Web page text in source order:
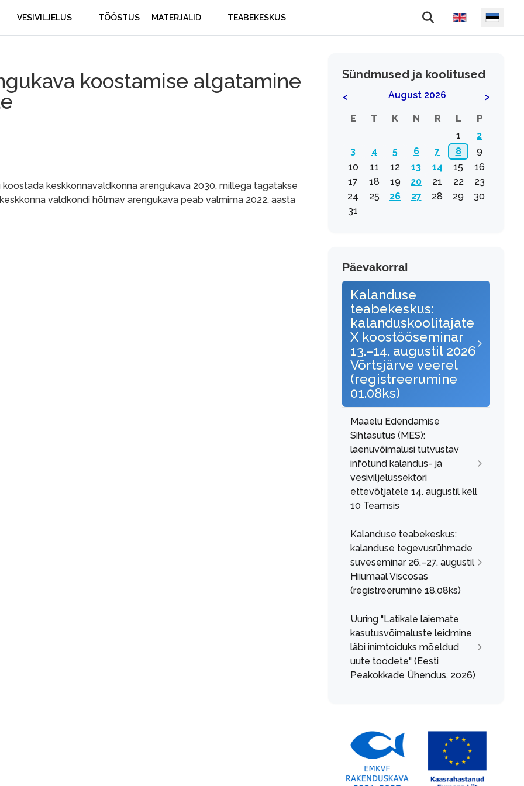
VESIVILJELUS TÖÖSTUS MATERJALID TEABEKESKUS Vali keel
koostamise algatamine
keskkonnavaldkonna arengukava 2030, millega tagatakse
valdkondi hõlmav arengukava peab valmima 2022. aasta
Sündmused ja koolitused
< August 2026
>
E
T K N R L
P
1
2
3
4 5 6 7 8
9
10
11 12 13 14 15
16
17
18 19 20 21 22
23
24
25 26 27 28 29
30
31
Päevakorral
Kalanduse
teabekeskus:
kalanduskoolitajate
X koostööseminar
13.–14. augustil 2026
Võrtsjärve veerel
(registreerumine
01.08ks)
Maaelu Edendamise
Sihtasutus (MES):
laenuvõimalusi tutvustav
infotund kalandus- ja
vesiviljelussektori
ettevõtjatele 14. augustil kell
10 Teamsis
Kalanduse teabekeskus:
kalanduse tegevusrühmade
suveseminar 26.–27. augustil
Hiiumaal Viscosas
(registreerumine 18.08ks)
Uuring "Latikale laiemate
kasutusvõimaluste leidmine
läbi inimtoiduks mõeldud
uute toodete" (Eesti
Peakokkade Ühendus, 2026)